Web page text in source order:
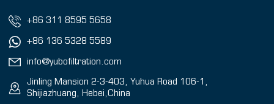
+86 311 8595 5658
+86 136 5328 5589
info@yubofiltration.com
Jinling Mansion 2-3-403, Yuhua Road 106-1,
Shijiazhuang, Hebei,China